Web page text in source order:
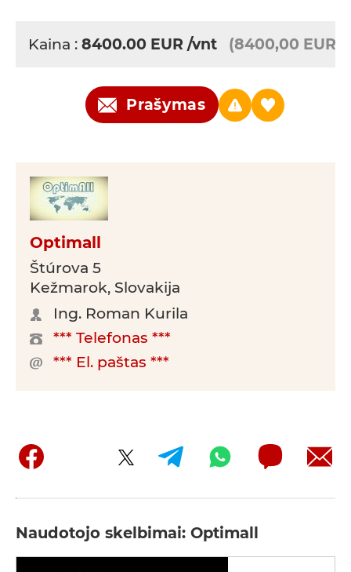
Kaina : 8400.00 EUR /vnt (8400,00 EUR)
Prašymas
Optimall
Štúrova 5
Kežmarok, Slovakija
Ing. Roman Kurila
*** Telefonas ***
*** El. paštas ***
Naudotojo skelbimai: Optimall